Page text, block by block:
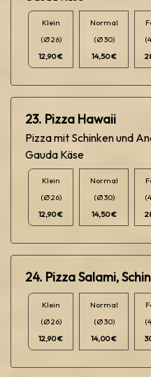
Klein
(Ø 26)
12,90 €
Normal
(Ø 30)
14,50 €
23. Pizza Hawaii
Pizza mit Schinken und
Gauda Käse
Klein
(Ø 26)
12,90 €
Normal
(Ø 30)
14,50 €
24. Pizza Salami,
Klein
(Ø 26)
12,90 €
Normal
(Ø 30)
14,00 €